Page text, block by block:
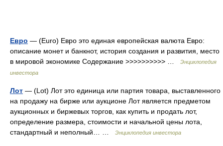
Евро — (Euro) Евро это единая европейская валюта Евро:
описание монет и банкнот, история создания и развития, место
в мировой экономике Содержание >>>>>>>>>> …
Энциклопедия
инвестора
Лот — (Lot) Лот это единица или партия товара, выставленного
на продажу на бирже или аукционе Лот является предметом
аукционных и биржевых торгов, как купить и продать лот,
определение размера, стоимости и начальной цены лота,
стандартный и неполный… …
Энциклопедия инвестора